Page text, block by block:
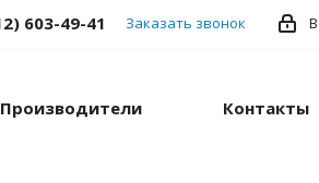
603-49-41 Заказать звонок
Производители Контакты